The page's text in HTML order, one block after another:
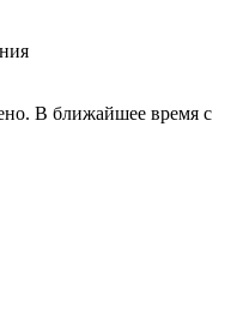
В ближайшее время с